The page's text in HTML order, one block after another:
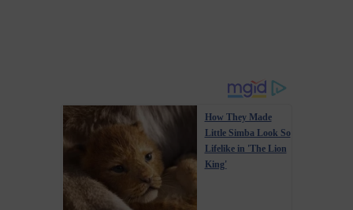
How They Made
Little Simba Look So
Lifelike in 'The Lion
King'